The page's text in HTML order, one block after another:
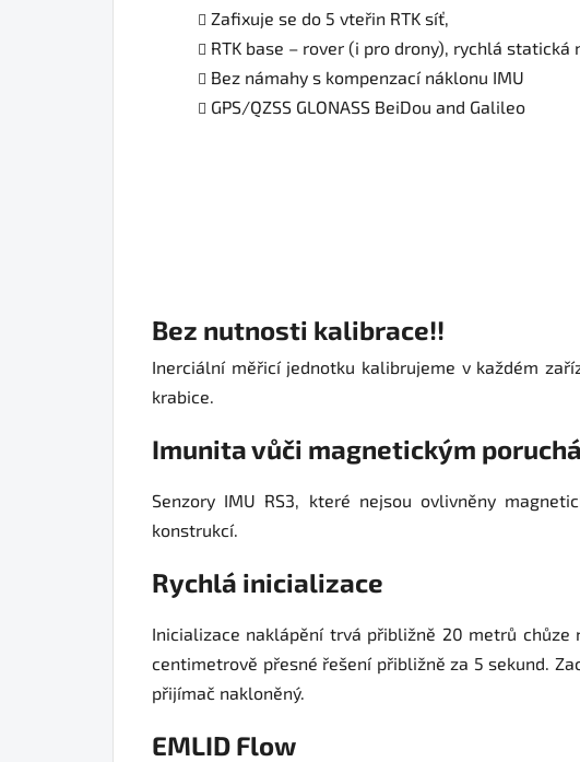
Zafixuje se do 5 vteřin RTK síť,
RTK base – rover (i pro drony), rychlá statická
Bez námahy s kompenzací náklonu IMU
GPS/QZSS GLONASS BeiDou and Galileo
Bez nutnosti kalibrace!!
Inerciální měřicí jednotku kalibrujeme v každém
krabice.
Imunita vůči magnetickým
Senzory IMU RS3, které nejsou ovlivněny
konstrukcí.
Rychlá inicializace
Inicializace naklápění trvá přibližně 20 metrů chůze
centimetrově přesné řešení přibližně za 5 sekund.
přijímač nakloněný.
EMLID Flow